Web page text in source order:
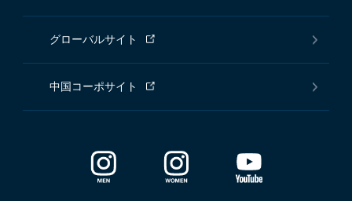
グローバルサイト
中国コーポサイト